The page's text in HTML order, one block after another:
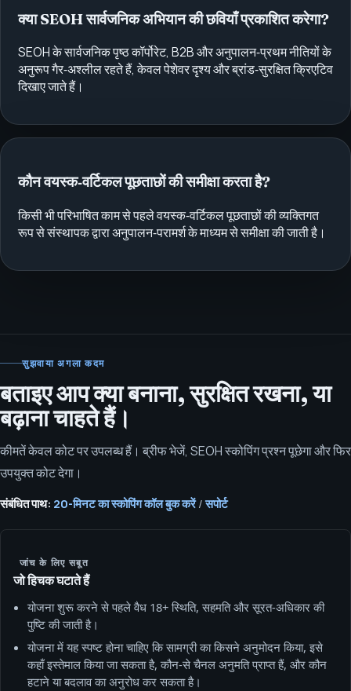
क्या SEOH सार्वजनिक अभियान की छवियाँ प्रकाशित करेगा?
SEOH के सार्वजनिक पृष्ठ कॉर्पोरेट, B2B और अनुपालन‑प्रथम नीतियों के
अनुरूप गैर‑अश्लील रहते हैं, केवल पेशेवर दृश्य और ब्रांड‑सुरक्षित क्रिएटिव
दिखाए जाते हैं।
कौन वयस्क‑वर्टिकल पूछताछों की समीक्षा करता है?
किसी भी परिभाषित काम से पहले वयस्क‑वर्टिकल पूछताछों की व्यक्तिगत
रूप से संस्थापक द्वारा अनुपालन‑परामर्श के माध्यम से समीक्षा की जाती है।
सुझवाया अगला कदम
बताइए आप क्या बनाना, सुरक्षित रखना, या
बढ़ाना चाहते हैं।
कीमतें केवल कोट पर उपलब्ध हैं। ब्रीफ भेजें, SEOH स्कोपिंग प्रश्न पूछेगा और फिर
उपयुक्त कोट देगा।
संबंधित पाथ: 20-मिनट का स्कोपिंग कॉल बुक करें/सपोर्ट
जांच के लिए सबूत
जो हिचक घटाते हैं
योजना शुरू करने से पहले वैध 18+ स्थिति, सहमति और सूरत‑अधिकार की
पुष्टि की जाती है।
योजना में यह स्पष्ट होना चाहिए कि सामग्री का किसने अनुमोदन किया, इसे
कहाँ इस्तेमाल किया जा सकता है, कौन‑से चैनल अनुमति प्राप्त हैं, और कौन
हटाने या बदलाव का अनुरोध कर सकता है।